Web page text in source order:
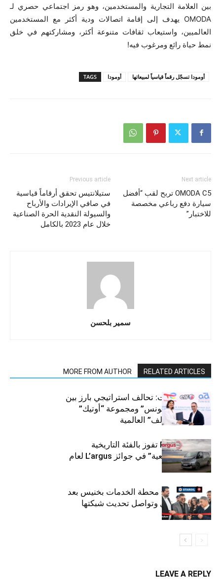
بين العلامة التجارية والمستخدمين، وهو رمز اجتماعي حصري لـ
OMODA يهدف إلى إقامة اتصالات ودية أكثر مع المستخدمين
العالميين، واستيعاب ثقافات متنوعة أكثر، ومشاركتهم في خلق
نمط حياة رائع ومرغوب فيه!
TAGS أومودا أومودا تسجّل رقماً قياسياً لمبيعاتها
Previous article
ستيلانتيس تحقق أرقاماً قياسية
في صافي الإيرادات والأرباح
والسيولة النقدية الحرة الصناعية
خلال عام 2023 بالكامل
Next article
OMODA C5 تربح لقب “أفضل
سيارة دفع رباعي مخصصة
للاختبار”
سمير بلحسن
RELATED ARTICLES
MORE FROM AUTHOR
قطاع السيارات: تحالف استراتيجي بارز بين
“توتال إنرجيز تونس” ومجموعة “أوتيك”
لتوزيع زيوت “إلف” العالمية
كيا PV5 Cargo تفوز بالفئة التاريخية
“للمركبات النفعية” في جوائز L’argus لعام
2026
ستارأويل تفتتح محطة الخدمات بخنيس بعد
تجديدهابالكامل وتواصل تحديث شبكتها
LEAVE A REPLY